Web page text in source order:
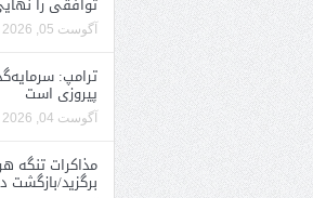
آگوست 05, 2026
ترامپ:
پیروزی است
آگوست 04, 2026
مذاکرات تنگه
برگزید/بازگشت